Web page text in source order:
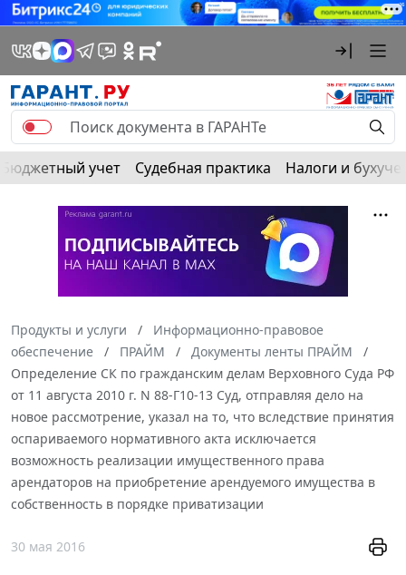
Бюджетный учет Судебная практика Налоги и
Продукты и услуги
Информационно-правовое
обеспечение
ПРАЙМ
Документы ленты ПРАЙМ
Определение СК по гражданским делам Верховного Суда РФ
от 11 августа 2010 г. N 88-Г10-13 Суд, отправляя дело на
новое рассмотрение, указал на то, что вследствие принятия
оспариваемого нормативного акта исключается
возможность реализации имущественного права
арендаторов на приобретение арендуемого имущества в
собственность в порядке приватизации
30 мая 2016